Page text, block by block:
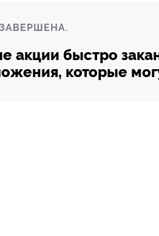
акции быстро
которые